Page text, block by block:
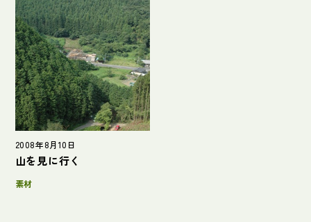
2008年8月10日
山を見に行く
素材